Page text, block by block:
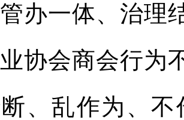
办一体、治理
协会商会行为
、乱作为、